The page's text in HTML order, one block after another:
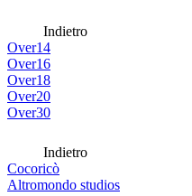
Indietro
Over14
Over16
Over18
Over20
Over30
Indietro
Cocoricò
Altromondo studios